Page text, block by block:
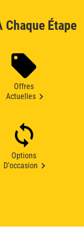
Étape
Offres
Actuelles
Options
D'occasion